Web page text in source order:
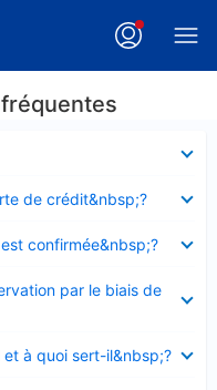
de crédit&nbsp;?
confirmée&nbsp;?
par le biais de
à quoi sert-il&nbsp;?